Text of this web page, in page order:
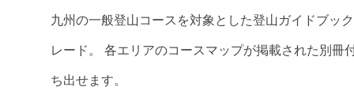
九州の一般登山コースを対象とした登山ガイドブッ
レード。 各エリアのコースマップが掲載された別
ち出せます。